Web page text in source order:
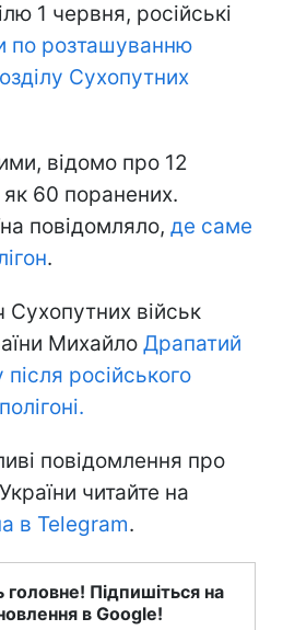
1 червня, російські
по розташуванню
Сухопутних
відомо про 12
як 60 поранених.
повідомляло, де саме
.
військ
Михайло Драпатий
російського
повідомлення про
читайте на
в Telegram.
головне! Підпишіться на
в Google!